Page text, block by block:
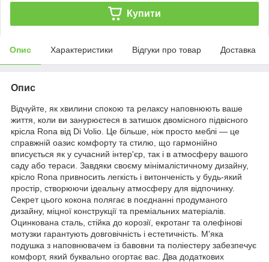
Купити
Опис Характеристики Відгуки про товар Доставка
Опис
Відчуйте, як хвилини спокою та релаксу наповнюють ваше
життя, коли ви занурюєтеся в затишок двомісного підвісного
крісла Rona від Di Volio. Це більше, ніж просто меблі — це
справжній оазис комфорту та стилю, що гармонійно
вписується як у сучасний інтер'єр, так і в атмосферу вашого
саду або тераси. Завдяки своєму мінімалістичному дизайну,
крісло Rona привносить легкість і витонченість у будь-який
простір, створюючи ідеальну атмосферу для відпочинку.
Секрет цього кокона полягає в поєднанні продуманого
дизайну, міцної конструкції та преміальних матеріалів.
Оцинкована сталь, стійка до корозії, екротанг та олефінові
мотузки гарантують довговічність і естетичність. М'яка
подушка з наповнювачем із бавовни та поліестеру забезпечує
комфорт, який буквально огортає вас. Два додаткових